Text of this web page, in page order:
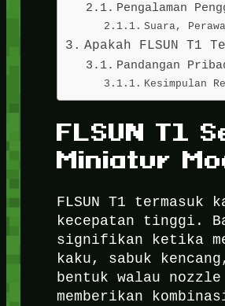
Pengalaman
Suara,
Apakah FLSUN T1
Pandangan
Kesimpulan
FLSUN T1
Miniatur
FLSUN T1
kecepatan tinggi.
signifikan ketika
kaku, sabuk
bentuk walau
memberikan